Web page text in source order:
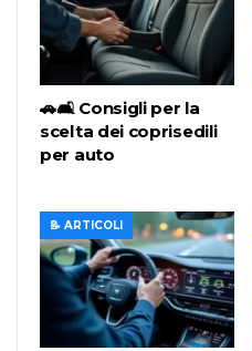
🚗🛋️ Consigli per la
scelta dei coprisedili
per auto
📝 ARTICOLI